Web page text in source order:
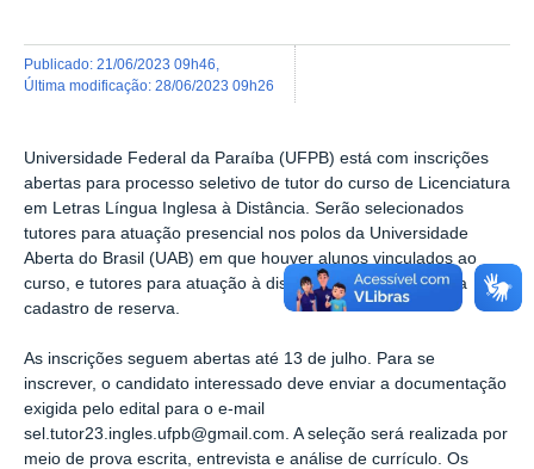
publicado: 21/06/2023 09h46
última modificação: 28/06/2023 09h26
Universidade Federal da Paraíba (UFPB) está com inscrições
abertas para processo seletivo de tutor do curso de Licenciatura
em Letras Língua Inglesa à Distância. Serão selecionados
tutores para atuação presencial nos polos da Universidade
Aberta do Brasil (UAB) em que houver alunos vinculados ao
curso, e tutores para atuação à distância. A seleção é para
cadastro de reserva.
As inscrições seguem abertas até 13 de julho. Para se
inscrever, o candidato interessado deve enviar a documentação
exigida pelo edital para o e-mail
sel.tutor23.ingles.ufpb@gmail.com. A seleção será realizada por
meio de prova escrita, entrevista e análise de currículo. Os